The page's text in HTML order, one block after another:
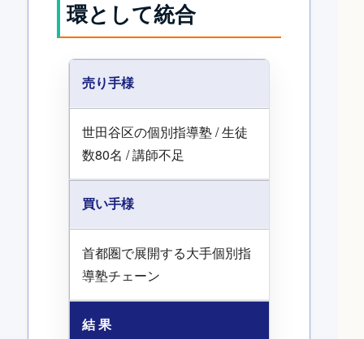
環として統合
売り手様
世田谷区の個別指導塾 / 生徒
数80名 / 講師不足
買い手様
首都圏で展開する大手個別指
導塾チェーン
結 果